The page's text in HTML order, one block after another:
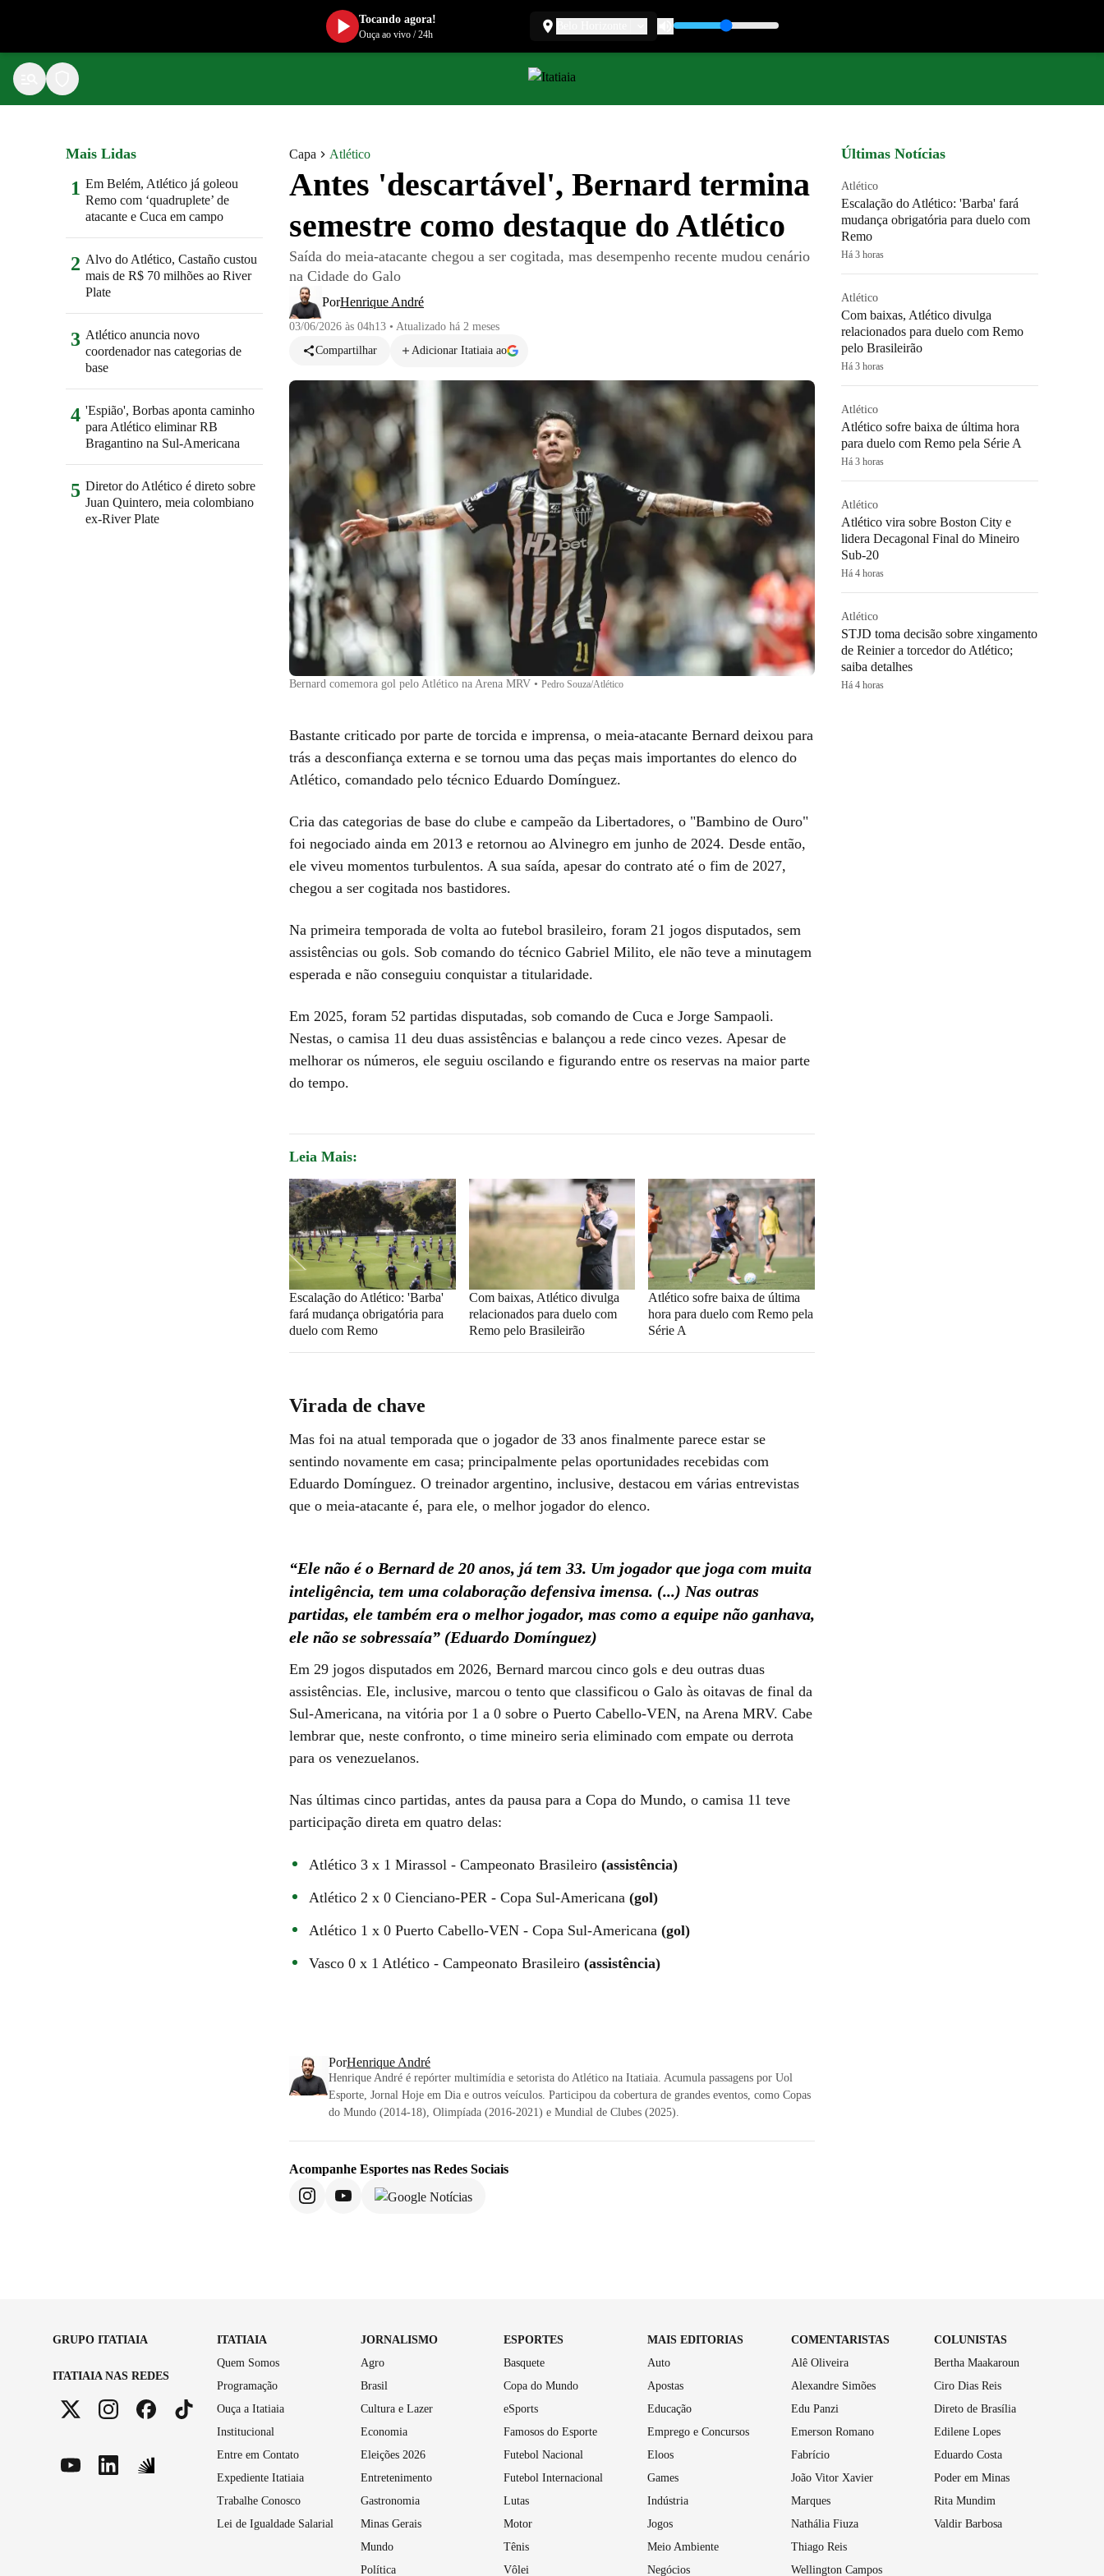
Capa Atlético
Antes 'descartável', Bernard termina
semestre como destaque do Atlético
Saída do meia-atacante chegou a ser cogitada, mas desempenho recente mudou cenário
na Cidade do Galo
PorHenrique André
03/06/2026 às 04h13 • Atualizado há 2 meses
Compartilhar
Adicionar Itatiaia ao
Bernard comemora gol pelo Atlético na Arena MRV • Pedro Souza/Atlético
Bastante criticado por parte de torcida e imprensa, o meia-atacante Bernard deixou para
trás a desconfiança externa e se tornou uma das peças mais importantes do elenco do
Atlético, comandado pelo técnico Eduardo Domínguez.
Cria das categorias de base do clube e campeão da Libertadores, o "Bambino de Ouro"
foi negociado ainda em 2013 e retornou ao Alvinegro em junho de 2024. Desde então,
ele viveu momentos turbulentos. A sua saída, apesar do contrato até o fim de 2027,
chegou a ser cogitada nos bastidores.
Na primeira temporada de volta ao futebol brasileiro, foram 21 jogos disputados, sem
assistências ou gols. Sob comando do técnico Gabriel Milito, ele não teve a minutagem
esperada e não conseguiu conquistar a titularidade.
Em 2025, foram 52 partidas disputadas, sob comando de Cuca e Jorge Sampaoli.
Nestas, o camisa 11 deu duas assistências e balançou a rede cinco vezes. Apesar de
melhorar os números, ele seguiu oscilando e figurando entre os reservas na maior parte
do tempo.
Leia Mais:
Escalação do Atlético: 'Barba'
fará mudança obrigatória para
duelo com Remo
Com baixas, Atlético divulga
relacionados para duelo com
Remo pelo Brasileirão
Atlético sofre baixa de última
hora para duelo com Remo pela
Série A
Virada de chave
Mas foi na atual temporada que o jogador de 33 anos finalmente parece estar se
sentindo novamente em casa; principalmente pelas oportunidades recebidas com
Eduardo Domínguez. O treinador argentino, inclusive, destacou em várias entrevistas
que o meia-atacante é, para ele, o melhor jogador do elenco.
“Ele não é o Bernard de 20 anos, já tem 33. Um jogador que joga com muita
inteligência, tem uma colaboração defensiva imensa. (...) Nas outras
partidas, ele também era o melhor jogador, mas como a equipe não ganhava,
ele não se sobressaía” (Eduardo Domínguez)
Em 29 jogos disputados em 2026, Bernard marcou cinco gols e deu outras duas
assistências. Ele, inclusive, marcou o tento que classificou o Galo às oitavas de final da
Sul-Americana, na vitória por 1 a 0 sobre o Puerto Cabello-VEN, na Arena MRV. Cabe
lembrar que, neste confronto, o time mineiro seria eliminado com empate ou derrota
para os venezuelanos.
Nas últimas cinco partidas, antes da pausa para a Copa do Mundo, o camisa 11 teve
participação direta em quatro delas:
Atlético 3 x 1 Mirassol - Campeonato Brasileiro (assistência)
Atlético 2 x 0 Cienciano-PER - Copa Sul-Americana (gol)
Atlético 1 x 0 Puerto Cabello-VEN - Copa Sul-Americana (gol)
Vasco 0 x 1 Atlético - Campeonato Brasileiro (assistência)
PorHenrique André
Henrique André é repórter multimídia e setorista do Atlético na Itatiaia. Acumula passagens por Uol
Esporte, Jornal Hoje em Dia e outros veículos. Participou da cobertura de grandes eventos, como Copas
do Mundo (2014-18), Olimpíada (2016-2021) e Mundial de Clubes (2025).
Acompanhe Esportes nas Redes Sociais
Mais Lidas
1 Em Belém, Atlético já goleou
Remo com ‘quadruplete’ de
atacante e Cuca em campo
2 Alvo do Atlético, Castaño custou
mais de R$ 70 milhões ao River
Plate
3 Atlético anuncia novo
coordenador nas categorias de
base
4 'Espião', Borbas aponta caminho
para Atlético eliminar RB
Bragantino na Sul-Americana
5 Diretor do Atlético é direto sobre
Juan Quintero, meia colombiano
ex-River Plate
Últimas Notícias
Atlético
Escalação do Atlético: 'Barba' fará
mudança obrigatória para duelo com
Remo
Há 3 horas
Atlético
Com baixas, Atlético divulga
relacionados para duelo com Remo
pelo Brasileirão
Há 3 horas
Atlético
Atlético sofre baixa de última hora
para duelo com Remo pela Série A
Há 3 horas
Atlético
Atlético vira sobre Boston City e
lidera Decagonal Final do Mineiro
Sub-20
Há 4 horas
Atlético
STJD toma decisão sobre xingamento
de Reinier a torcedor do Atlético;
saiba detalhes
Há 4 horas
GRUPO ITATIAIA
ITATIAIA NAS REDES
ITATIAIA
Quem Somos
Programação
Ouça a Itatiaia
Institucional
Entre em Contato
Expediente Itatiaia
Trabalhe Conosco
Lei de Igualdade Salarial
JORNALISMO
Agro
Brasil
Cultura e Lazer
Economia
Eleições 2026
Entretenimento
Gastronomia
Minas Gerais
Mundo
Política
ESPORTES
Basquete
Copa do Mundo
eSports
Famosos do Esporte
Futebol Nacional
Futebol Internacional
Lutas
Motor
Tênis
Vôlei
MAIS EDITORIAS
Auto
Apostas
Educação
Emprego e Concursos
Eloos
Games
Indústria
Jogos
Meio Ambiente
Negócios
COMENTARISTAS
Alê Oliveira
Alexandre Simões
Edu Panzi
Emerson Romano
Fabrício
João Vitor Xavier
Marques
Nathália Fiuza
Thiago Reis
Wellington Campos
COLUNISTAS
Bertha Maakaroun
Ciro Dias Reis
Direto de Brasília
Edilene Lopes
Eduardo Costa
Poder em Minas
Rita Mundim
Valdir Barbosa
Tocando agora!
Ouça ao vivo/24h